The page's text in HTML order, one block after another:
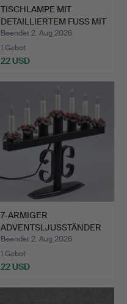
TISCHLAMPE MIT
DETAILLIERTEM FUSS MIT
LÖWE…
Beendet 2. Aug 2026
1 Gebot
22 USD
7-ARMIGER
ADVENTSLJUSSTÄNDER
"JULIA", ÅHLE…
Beendet 2. Aug 2026
1 Gebot
22 USD